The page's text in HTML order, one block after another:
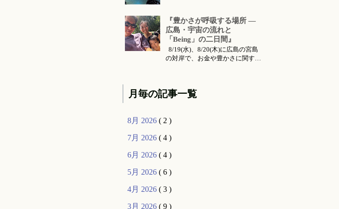
こちらです 今月のイベント・ワ
ークショップ・セッション・リト
リート・出張情報等 対面セッシ
ョン所要時間・場所 セッション
メニ...
『豊かさが呼吸する場所 ―
広島・宇宙の流れと
「Being」の二日間』
8/19(水)、8/20(木)に広島の宮島
の対岸で、お金や豊かさに関する
かさ・宇宙の流れ〜』 のお話の
ンツとして購入可能です...
月毎の記事一覧
8月 2026 ( 2 )
7月 2026 ( 4 )
6月 2026 ( 4 )
5月 2026 ( 6 )
4月 2026 ( 3 )
3月 2026 ( 9 )